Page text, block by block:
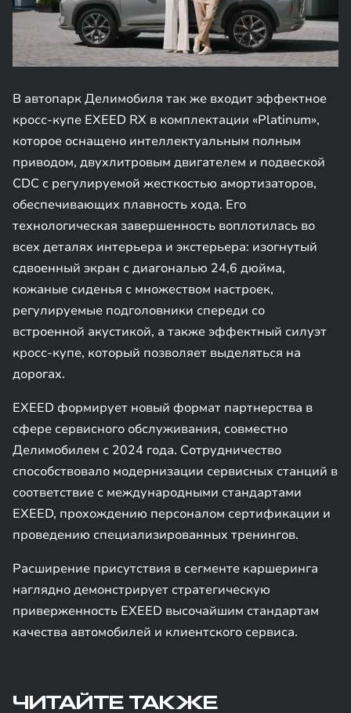
В автопарк Делимобиля так же входит эффектное
кросс-купе EXEED RX в комплектации «Platinum»,
которое оснащено интеллектуальным полным
приводом, двухлитровым двигателем и подвеской
CDC с регулируемой жесткостью амортизаторов,
обеспечивающих плавность хода. Его
технологическая завершенность воплотилась во
всех деталях интерьера и экстерьера: изогнутый
сдвоенный экран с диагональю 24,6 дюйма,
кожаные сиденья с множеством настроек,
регулируемые подголовники спереди со
встроенной акустикой, а также эффектный силуэт
кросс-купе, который позволяет выделяться на
дорогах.
EXEED формирует новый формат партнерства в
сфере сервисного обслуживания, совместно
Делимобилем с 2024 года. Сотрудничество
способствовало модернизации сервисных станций в
соответствие с международными стандартами
EXEED, прохождению персоналом сертификации и
проведению специализированных тренингов.
Расширение присутствия в сегменте каршеринга
наглядно демонстрирует стратегическую
приверженность EXEED высочайшим стандартам
качества автомобилей и клиентского сервиса.
ЧИТАЙТЕ ТАКЖЕ